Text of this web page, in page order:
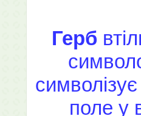
Герб
поле у